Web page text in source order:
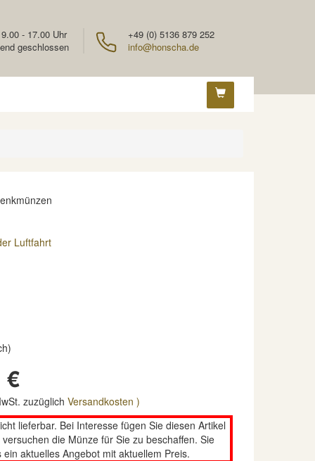
+49 (0) 5136 879 252
info@honscha.de
- 17.00 Uhr
geschlossen
Luftfahrt
€
zuzüglich Versandkosten )
lieferbar. Bei Interesse fügen Sie diesen Artikel
die Münze für Sie zu beschaffen. Sie
aktuelles Angebot mit aktuellem Preis.